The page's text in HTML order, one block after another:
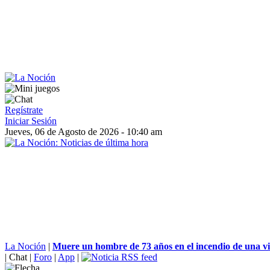
Regístrate
Iniciar Sesión
Jueves, 06 de Agosto de 2026 - 10:40 am
La Noción | Muere un hombre de 73 años en el incendio de una
| Chat | Foro | App |